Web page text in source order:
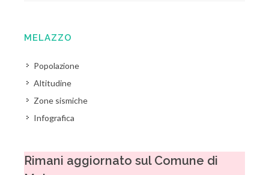
MELAZZO
Popolazione
Altitudine
Zone sismiche
Infografica
Rimani aggiornato sul Comune di